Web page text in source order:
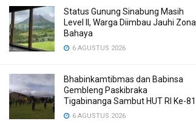
Status Gunung Sinabung Masih
Level II, Warga Diimbau Jauhi Zona
Bahaya
6 AGUSTUS 2026
Bhabinkamtibmas dan Babinsa
Gembleng Paskibraka
Tigabinanga Sambut HUT RI Ke-81
6 AGUSTUS 2026